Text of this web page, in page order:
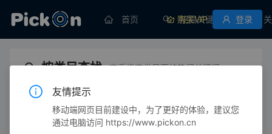
首页 挖掘关键词
购买VIP 登录
按类目查找 查看指定类目下的热门关键词
生活/健康 生活用品 成人用尿布 请选择四级类目
友情提示
移动端网页目前建设中，为了更好的体验，建议您
通过电脑访问 https://www.pickon.cn